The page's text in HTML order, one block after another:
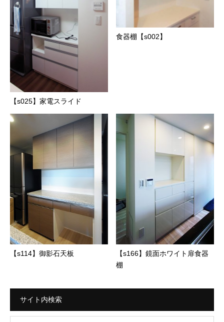
【s025】家電スライド
食器棚【s002】
【s114】御影石天板
【s166】鏡面ホワイト扉食器
棚
サイト内検索